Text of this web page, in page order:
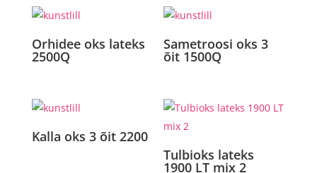
Orhidee oks lateks
2500Q
Sametroosi oks 3
õit 1500Q
Kalla oks 3 õit 2200
Tulbioks lateks
1900 LT mix 2